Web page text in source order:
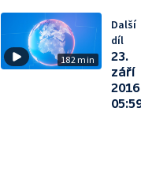
182 min
Další
díl
23.
září
2016